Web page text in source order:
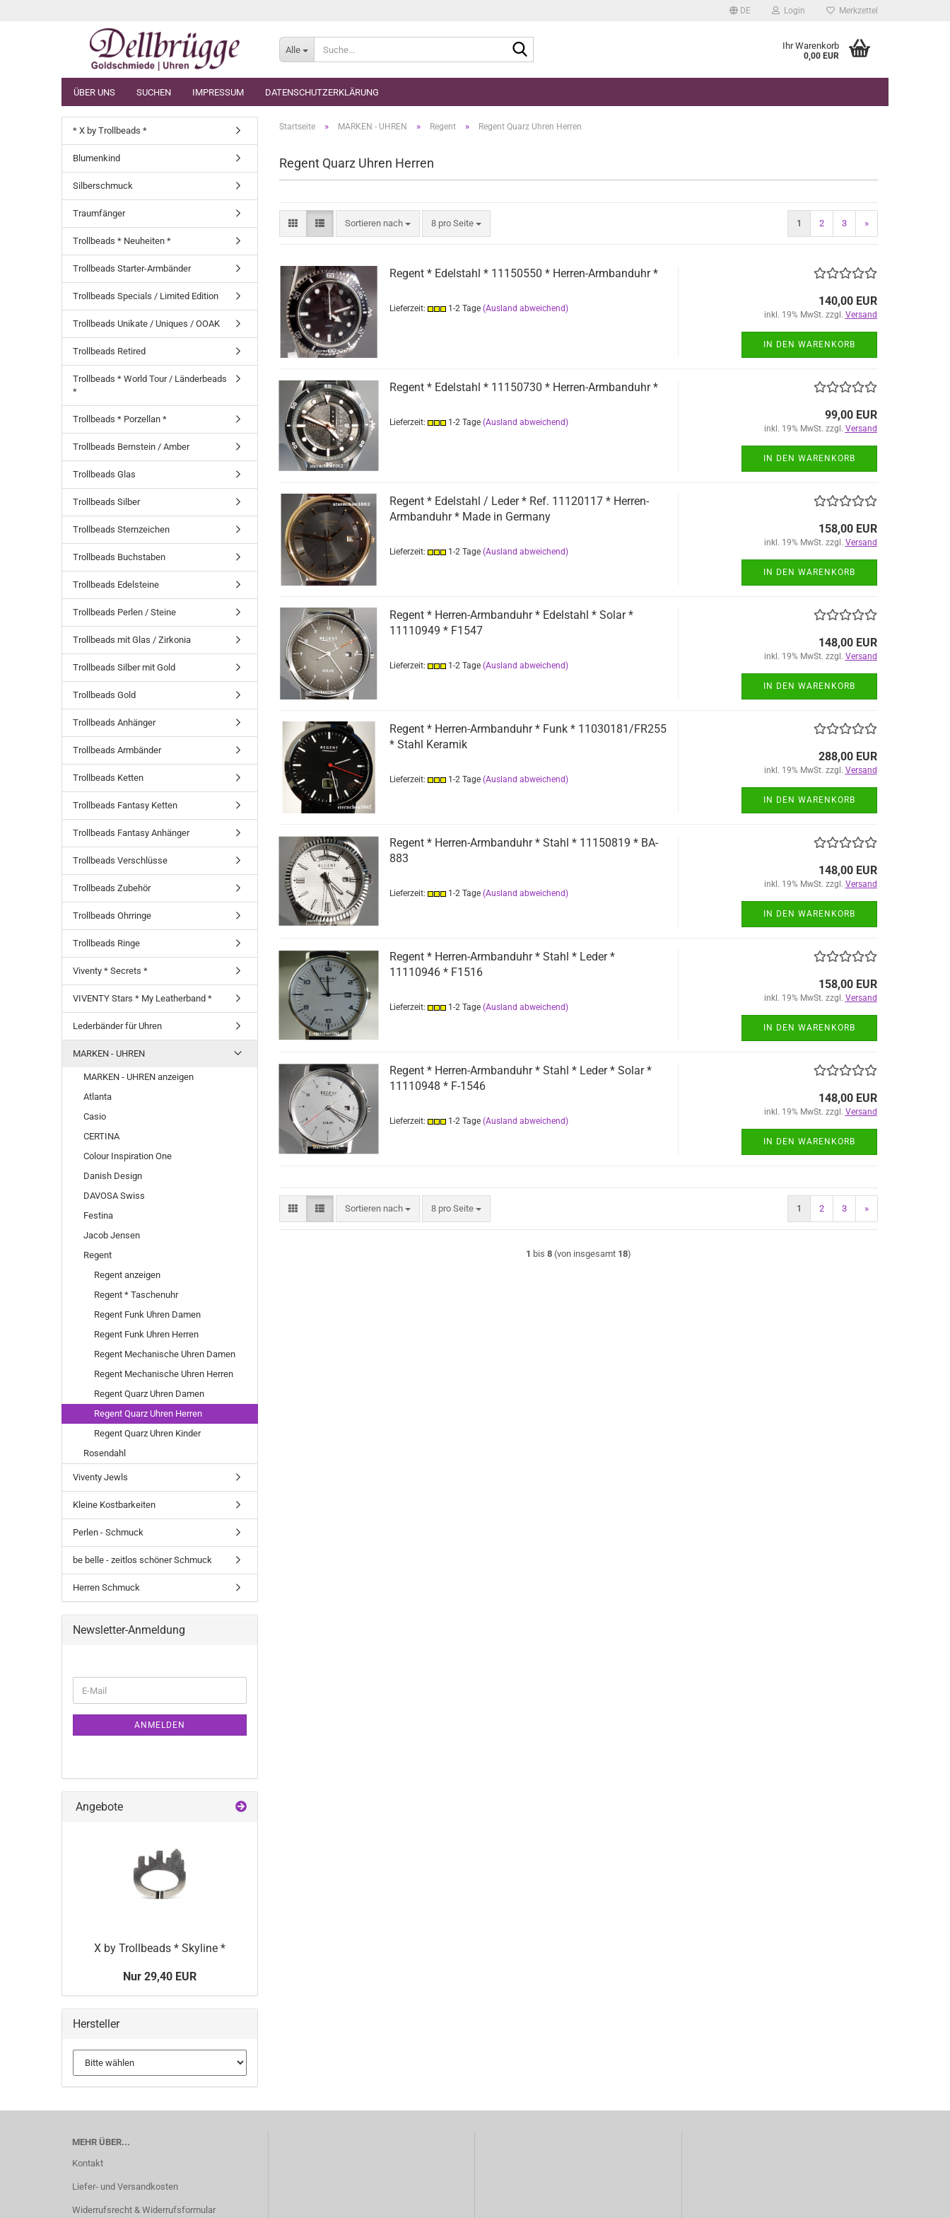
DE Login Merkzettel
Alle Ihr Warenkorb
0,00 EUR
ÜBER UNS SUCHEN IMPRESSUM DATENSCHUTZERKLÄRUNG
Startseite » MARKEN - UHREN » Regent » Regent Quarz Uhren Herren
Regent Quarz Uhren Herren
Sortieren nach
Sortieren nach 8 pro Seite
pro Seite 1 2 3 »
Regent * Edelstahl * 11150550 * Herren-Armbanduhr *
Lieferzeit: 1-2 Tage (Ausland abweichend)
140,00 EUR
inkl. 19% MwSt. zzgl. Versand
IN DEN WARENKORB
Regent * Edelstahl * 11150730 * Herren-Armbanduhr *
Lieferzeit: 1-2 Tage (Ausland abweichend)
99,00 EUR
inkl. 19% MwSt. zzgl. Versand
IN DEN WARENKORB
Regent * Edelstahl / Leder * Ref. 11120117 * Herren-
Armbanduhr * Made in Germany
Lieferzeit: 1-2 Tage (Ausland abweichend)
158,00 EUR
inkl. 19% MwSt. zzgl. Versand
IN DEN WARENKORB
Regent * Herren-Armbanduhr * Edelstahl * Solar *
11110949 * F1547
Lieferzeit: 1-2 Tage (Ausland abweichend)
148,00 EUR
inkl. 19% MwSt. zzgl. Versand
IN DEN WARENKORB
Regent * Herren-Armbanduhr * Funk * 11030181/FR255
* Stahl Keramik
Lieferzeit: 1-2 Tage (Ausland abweichend)
288,00 EUR
inkl. 19% MwSt. zzgl. Versand
IN DEN WARENKORB
Regent * Herren-Armbanduhr * Stahl * 11150819 * BA-
883
Lieferzeit: 1-2 Tage (Ausland abweichend)
148,00 EUR
inkl. 19% MwSt. zzgl. Versand
IN DEN WARENKORB
Regent * Herren-Armbanduhr * Stahl * Leder *
11110946 * F1516
Lieferzeit: 1-2 Tage (Ausland abweichend)
158,00 EUR
inkl. 19% MwSt. zzgl. Versand
IN DEN WARENKORB
Regent * Herren-Armbanduhr * Stahl * Leder * Solar *
11110948 * F-1546
Lieferzeit: 1-2 Tage (Ausland abweichend)
148,00 EUR
inkl. 19% MwSt. zzgl. Versand
IN DEN WARENKORB
Sortieren nach
Sortieren nach 8 pro Seite
pro Seite 1 2 3 »
1 bis 8(von insgesamt 18)
* X by Trollbeads *
Blumenkind
Silberschmuck
Traumfänger
Trollbeads * Neuheiten *
Trollbeads Starter-Armbänder
Trollbeads Specials / Limited Edition
Trollbeads Unikate / Uniques / OOAK
Trollbeads Retired
Trollbeads * World Tour / Länderbeads
*
Trollbeads * Porzellan *
Trollbeads Bernstein / Amber
Trollbeads Glas
Trollbeads Silber
Trollbeads Sternzeichen
Trollbeads Buchstaben
Trollbeads Edelsteine
Trollbeads Perlen / Steine
Trollbeads mit Glas / Zirkonia
Trollbeads Silber mit Gold
Trollbeads Gold
Trollbeads Anhänger
Trollbeads Armbänder
Trollbeads Ketten
Trollbeads Fantasy Ketten
Trollbeads Fantasy Anhänger
Trollbeads Verschlüsse
Trollbeads Zubehör
Trollbeads Ohrringe
Trollbeads Ringe
Viventy * Secrets *
VIVENTY Stars * My Leatherband *
Lederbänder für Uhren
MARKEN - UHREN
MARKEN - UHREN anzeigen
Atlanta
Casio
CERTINA
Colour Inspiration One
Danish Design
DAVOSA Swiss
Festina
Jacob Jensen
Regent
Regent anzeigen
Regent * Taschenuhr
Regent Funk Uhren Damen
Regent Funk Uhren Herren
Regent Mechanische Uhren Damen
Regent Mechanische Uhren Herren
Regent Quarz Uhren Damen
Regent Quarz Uhren Herren
Regent Quarz Uhren Kinder
Rosendahl
Viventy Jewls
Kleine Kostbarkeiten
Perlen - Schmuck
be belle - zeitlos schöner Schmuck
Herren Schmuck
Newsletter-Anmeldung
ZUR
E-
Mail
ANMELDEN
Angebote
X by Trollbeads * Skyline *
Nur 29,40 EUR
Hersteller
MEHR ÜBER...
Kontakt
Liefer- und Versandkosten
Widerrufsrecht & Widerrufsformular